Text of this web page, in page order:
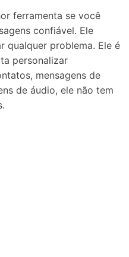
ferramenta se você
confiável. Ele
qualquer problema. Ele é
personalizar
mensagens de
de áudio, ele não tem